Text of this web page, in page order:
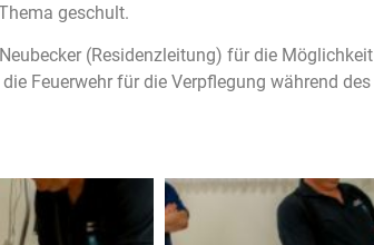
geschult.
(Residenzleitung) für die Möglichkeit
Feuerwehr für die Verpflegung während des